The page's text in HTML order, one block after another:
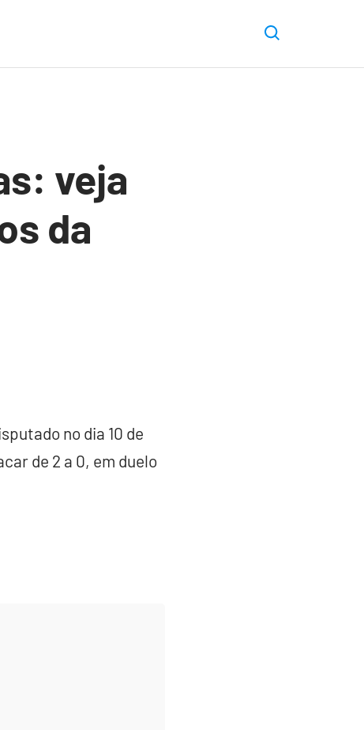
veja
da
no dia 10 de
de 2 a 0, em duelo